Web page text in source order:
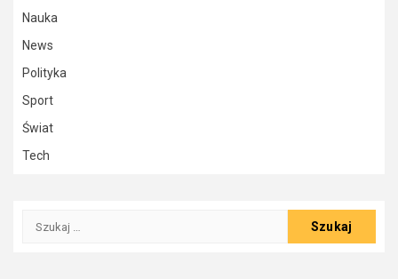
Nauka
News
Polityka
Sport
Świat
Tech
Szukaj: